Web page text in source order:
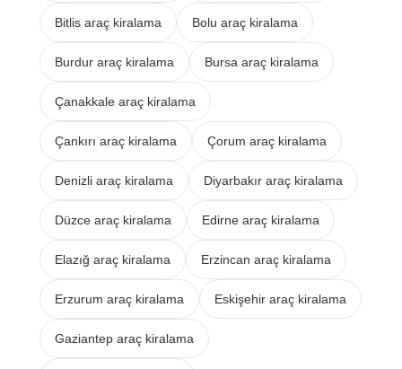
Bitlis araç kiralama Bolu araç kiralama
Burdur araç kiralama Bursa araç kiralama
Çanakkale araç kiralama
Çankırı araç kiralama Çorum araç kiralama
Denizli araç kiralama Diyarbakır araç kiralama
Düzce araç kiralama Edirne araç kiralama
Elazığ araç kiralama Erzincan araç kiralama
Erzurum araç kiralama Eskişehir araç kiralama
Gaziantep araç kiralama